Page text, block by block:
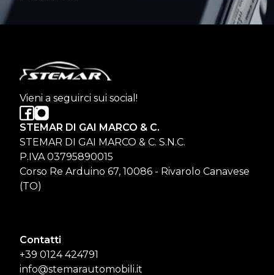
Vieni a seguirci sui social!
STEMAR DI GAI MARCO & C.
STEMAR DI GAI MARCO & C. S.N.C.
P.IVA 03795890015
Corso Re Arduino 67, 10086 - Rivarolo Canavese
(TO)
Contatti
+39 0124 424791
info@stemarautomobili.it